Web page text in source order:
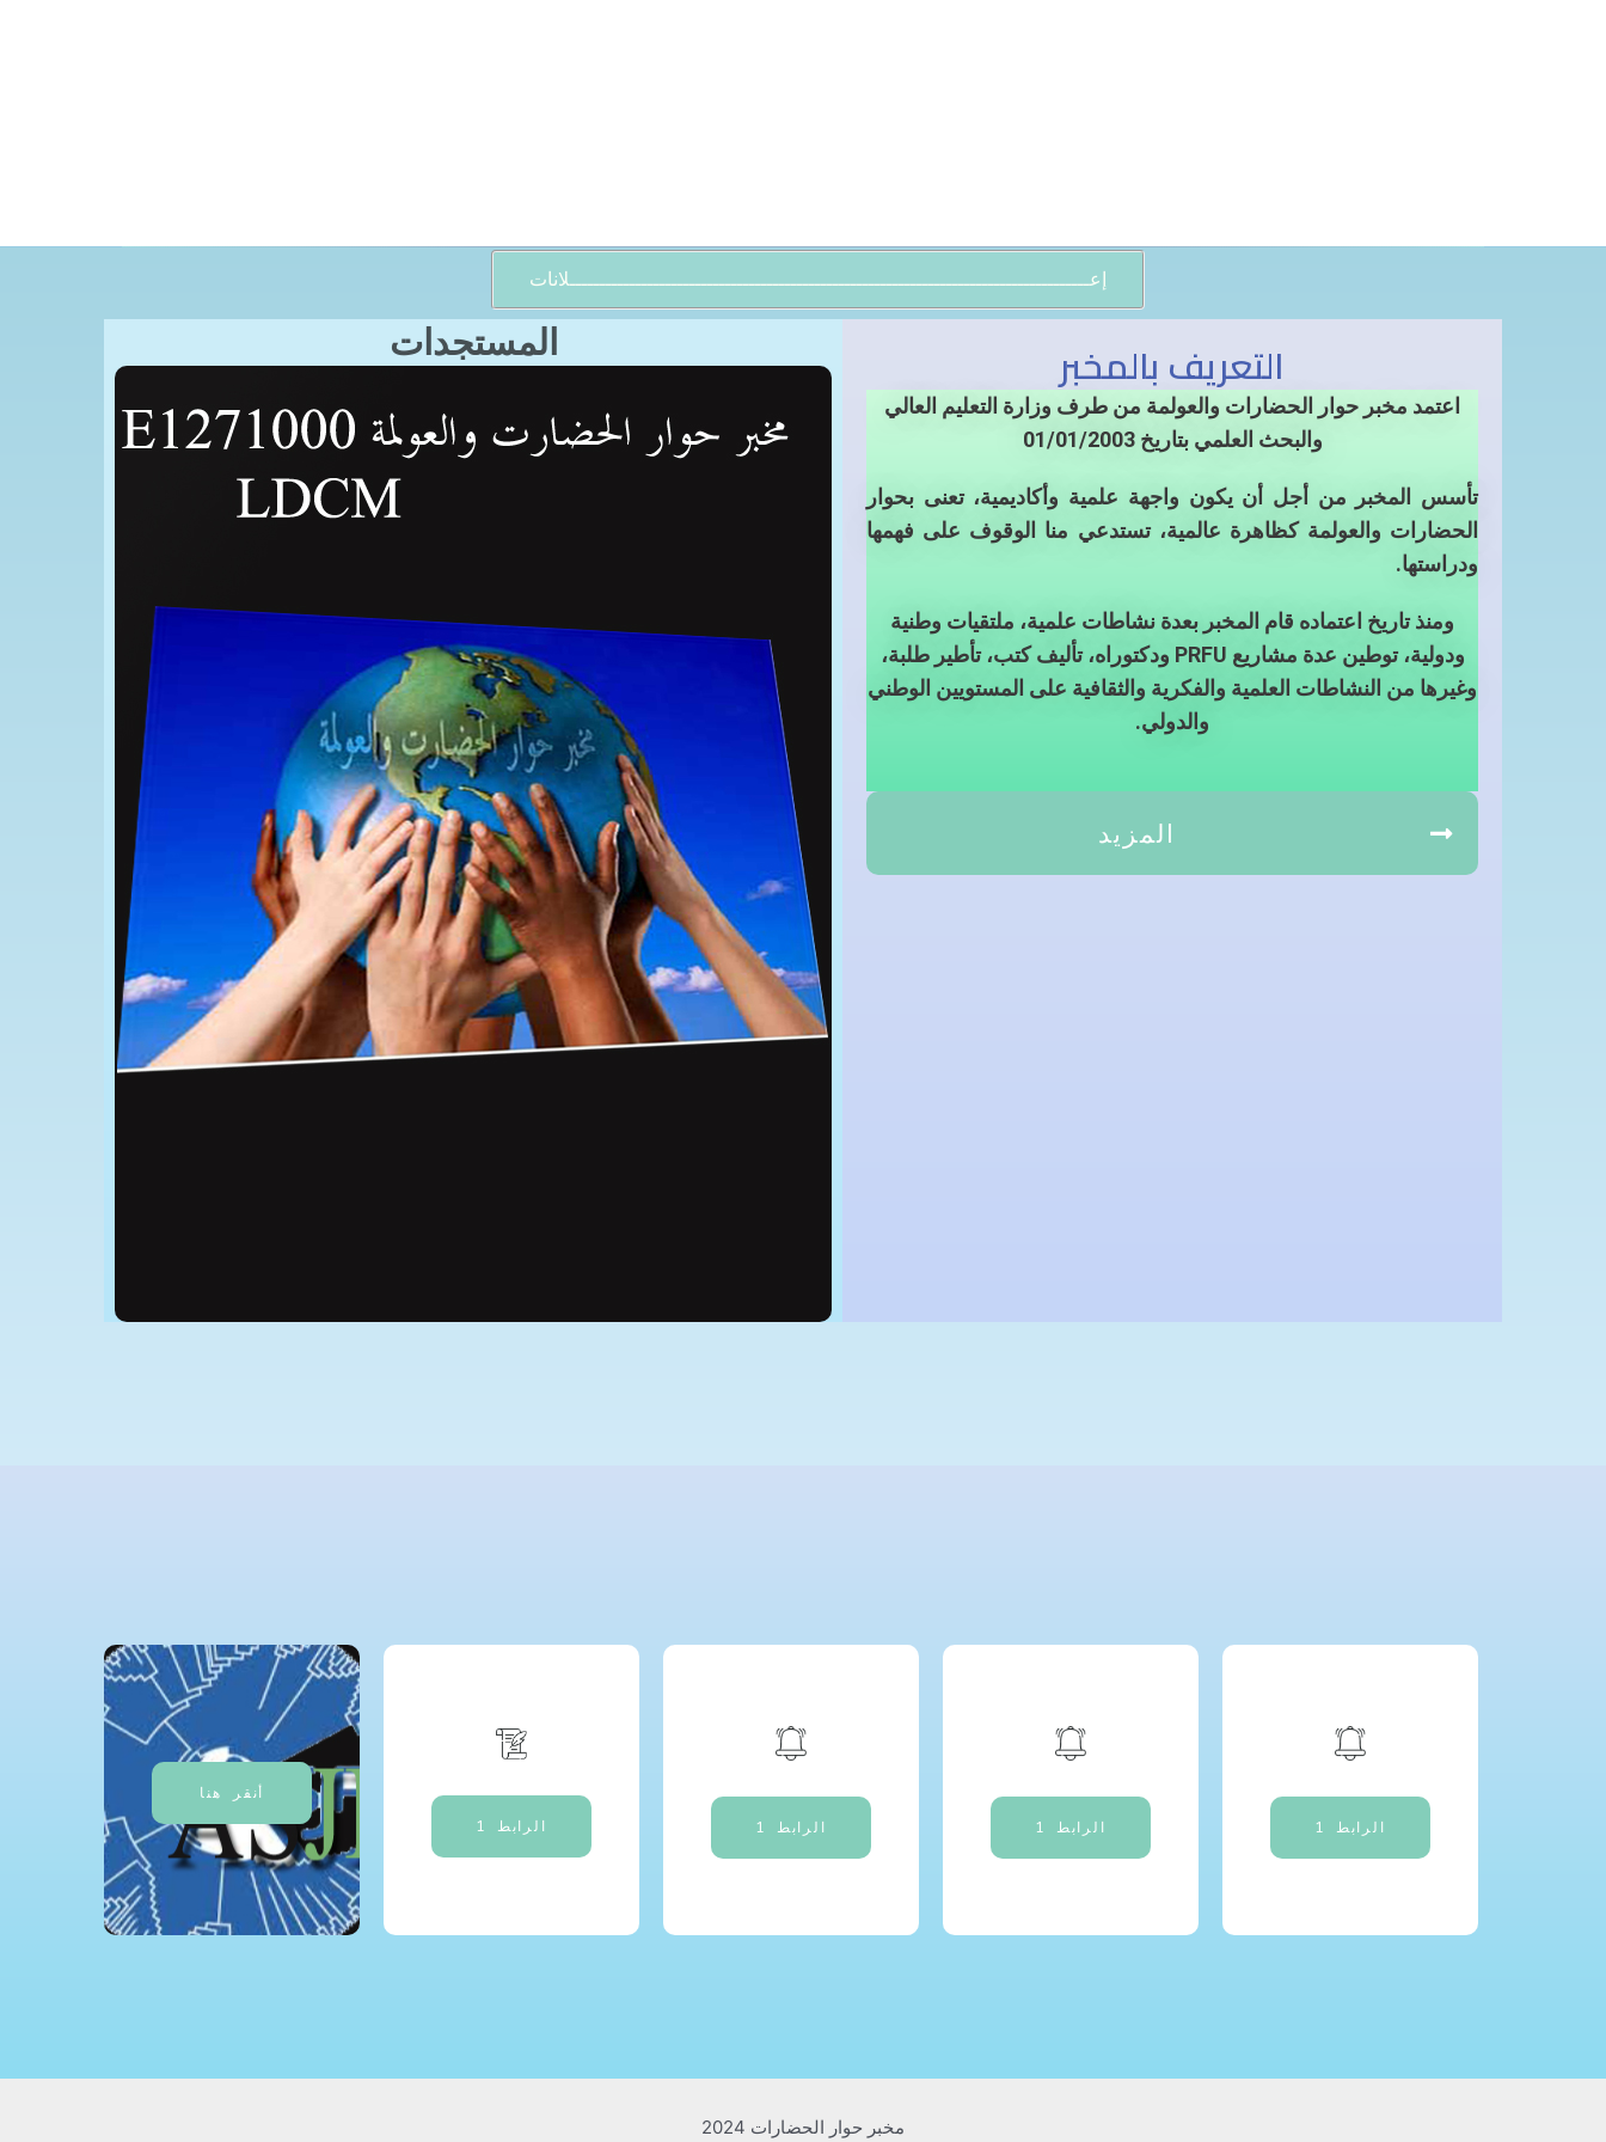
إعـــــــــــــــــــــــــــــــــــــــــــــــــــــــــــــــــــــــــــــــــــــــلانات
التعريف بالمخبر
اعتمد مخبر حوار الحضارات والعولمة من طرف وزارة التعليم العالي
والبحث العلمي بتاريخ 01/01/2003
تأسس المخبر من أجل أن يكون واجهة علمية وأكاديمية، تعنى بحوار
الحضارات والعولمة كظاهرة عالمية، تستدعي منا الوقوف على فهمها
ودراستها.
ومنذ تاريخ اعتماده قام المخبر بعدة نشاطات علمية، ملتقيات وطنية
ودولية، توطين عدة مشاريع PRFU ودكتوراه، تأليف كتب، تأطير طلبة،
وغيرها من النشاطات العلمية والفكرية والثقافية على المستويين الوطني
والدولي.
المزيد
المستجدات
الرابط 1 الرابط 1 الرابط 1 الرابط 1
أنقر هنا
مخبر حوار الحضارات 2024